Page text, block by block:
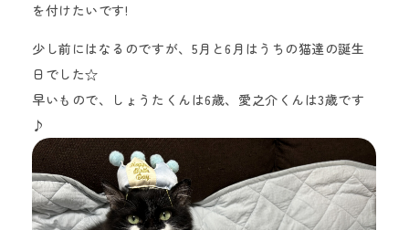
を付けたいです!
少し前にはなるのですが、5月と6月はうちの猫達の誕生
日でした☆
早いもので、しょうたくんは6歳、愛之介くんは3歳です
♪